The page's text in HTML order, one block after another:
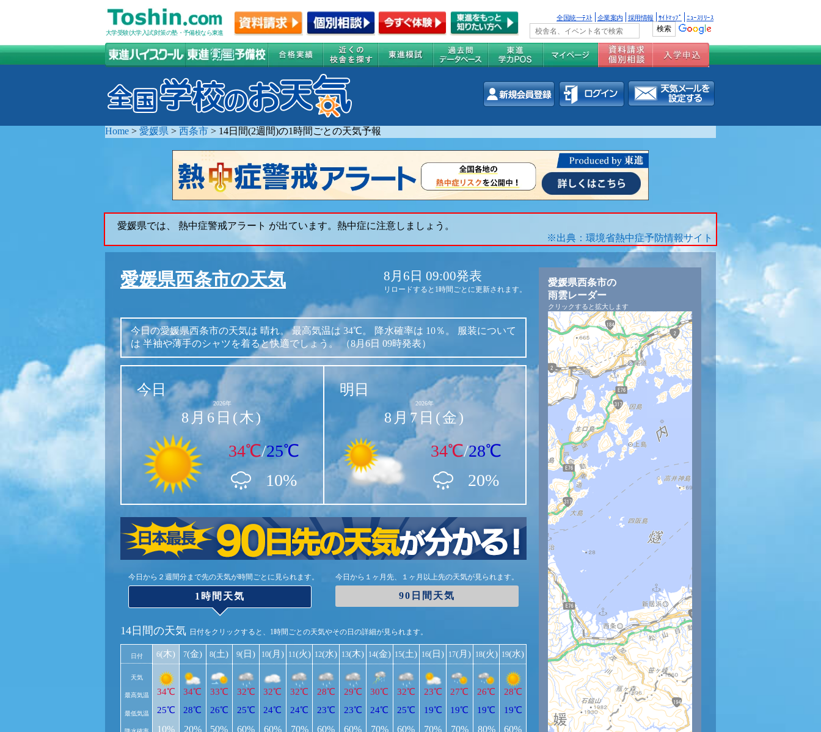
大学受験(大学入試)対策の塾・予備校なら東進
全国統一ﾃｽﾄ 企業案内 採用情報 ｻｲﾄﾏｯﾌﾟ ﾆｭｰｽﾘﾘｰｽ
Home > 愛媛県 > 西条市 > 14日間(2週間)の1時間ごとの天気予報
愛媛県では、 熱中症警戒アラート が出ています。熱中症に注意しましょう。
※出典：環境省熱中症予防情報サイト
愛媛県西条市の天気 8月6日 09:00発表
リロードすると1時間ごとに更新されます。
今日の愛媛県西条市の天気は 晴れ。 最高気温は 34℃。 降水確率は 10％。
服装について
は 半袖や薄手のシャツを着ると快適でしょう。 （8月6日 09時発表）
今日
2026年
8月6日(木)
34℃/25℃
10%
明日
2026年
8月7日(金)
34℃/28℃
20%
今日から２週間分まで先の天気が時間ごとに見られます。
1時間天気
今日から１ヶ月先、１ヶ月以上先の天気が見られます。
90日間天気
14日間の天気 日付をクリックすると、1時間ごとの天気やその日の詳細が見られます。
日付
天気
最高気温
最低気温
6(木)
34℃
25℃
10%
7(金)
34℃
28℃
20%
8(土)
33℃
26℃
50%
9(日)
32℃
25℃
60%
10(月)
32℃
24℃
60%
11(火)
32℃
24℃
70%
12(水)
28℃
23℃
60%
13(木)
29℃
23℃
60%
14(金)
30℃
24℃
70%
15(土)
32℃
25℃
60%
16(日)
23℃
19℃
70%
17(月)
27℃
19℃
70%
18(火)
26℃
19℃
80%
19(水)
28℃
19℃
60%
愛媛県西条市の
雨雲レーダー
クリックすると拡大します